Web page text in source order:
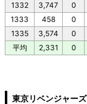
1332
3,747 0
1333
458 0
1335
3,574 0
平均
2,331 0
東京リベンジャーズ